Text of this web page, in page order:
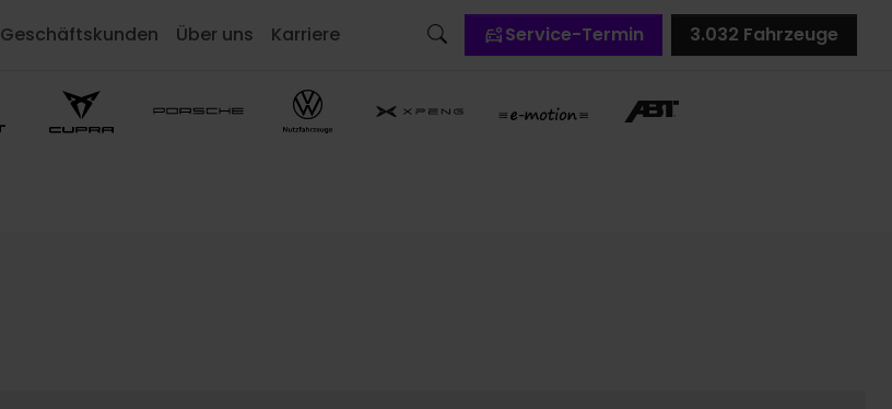
Geschäftskunden Über uns Karriere Service-Termin Fahrzeuge
3.032